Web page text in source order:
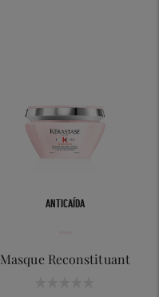
ANTICAÍDA
Masque Reconstituant